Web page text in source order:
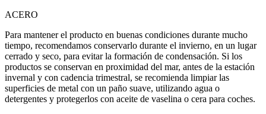
ACERO
Para mantener el producto en buenas condiciones durante mucho
tiempo, recomendamos conservarlo durante el invierno, en un lugar
cerrado y seco, para evitar la formación de condensación. Si los
productos se conservan en proximidad del mar, antes de la estación
invernal y con cadencia trimestral, se recomienda limpiar las
superficies de metal con un paño suave, utilizando agua o
detergentes y protegerlos con aceite de vaselina o cera para coches.